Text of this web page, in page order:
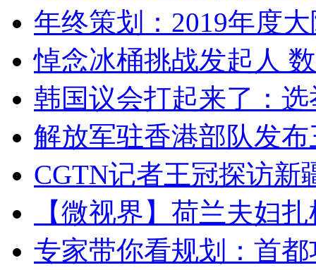
年终策划：2019年度
悼念冰桶挑战发起人
韩国议会打起来了：
解放军驻香港部队发
CGTN记者王冠探访新
【微视界】荷兰夫妇
专家带你看规划：首